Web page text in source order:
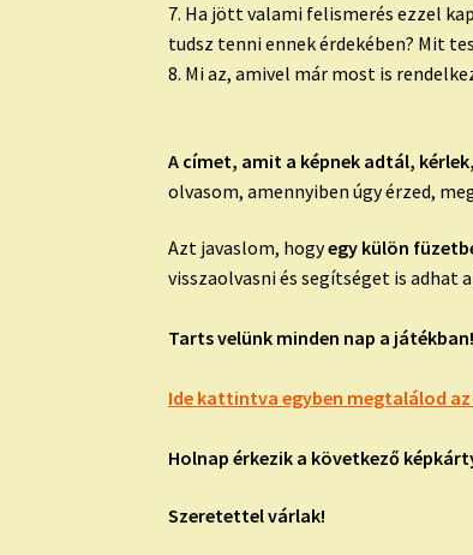
7. Ha jött valami felismerés ezzel
tudsz tenni ennek érdekében? Mit
8. Mi az, amivel már most is
A címet, amit a képnek adtál,
olvasom, amennyiben úgy érzed,
Azt javaslom, hogyegy külön
visszaolvasni és segítséget is adhat
Tarts velünk minden nap a
Ide kattintva egyben megtalálod
Holnap érkezik a következő
Szeretettel várlak!